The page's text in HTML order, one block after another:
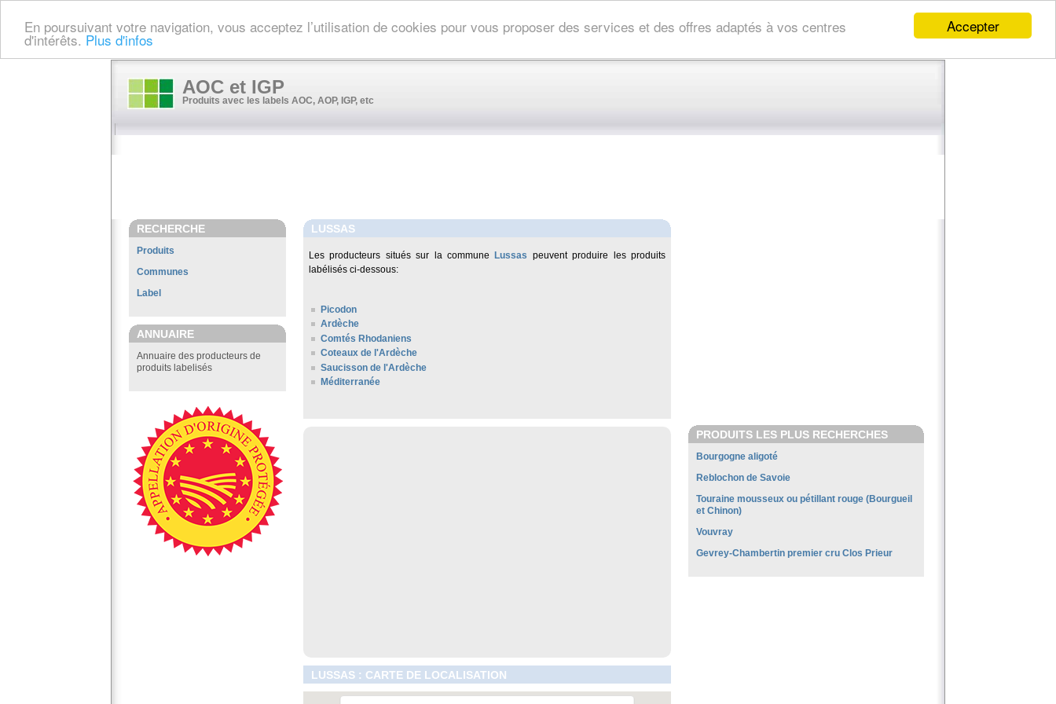
Accepter
En poursuivant votre navigation, vous acceptez l’utilisation de cookies pour vous proposer des services et des offres adaptés à vos centres
d'intérêts. Plus d'infos
AOC et IGP
Produits avec les labels AOC, AOP, IGP, etc
RECHERCHE
Produits
Communes
Label
ANNUAIRE
Annuaire des producteurs de
produits labelisés
LUSSAS
Les producteurs situés sur la commune Lussas peuvent produire les produits
labélisés ci-dessous:
Picodon
Ardèche
Comtés Rhodaniens
Coteaux de l'Ardèche
Saucisson de l'Ardèche
Méditerranée
LUSSAS : CARTE DE LOCALISATION
PRODUITS LES PLUS RECHERCHES
Bourgogne aligoté
Reblochon de Savoie
Touraine mousseux ou pétillant rouge (Bourgueil
et Chinon)
Vouvray
Gevrey-Chambertin premier cru Clos Prieur